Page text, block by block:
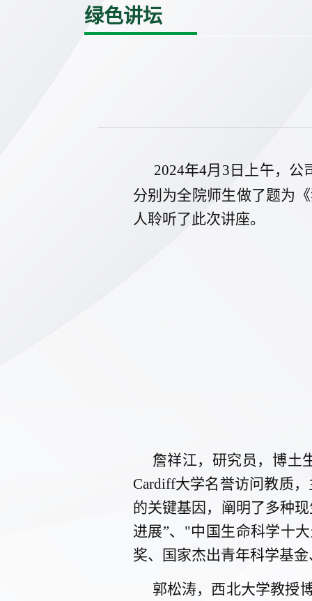
绿色讲坛
2024年4月3日上午，
分别为全院师生做了题为
人聆听了此次讲座。
詹祥江，研究员，博土
Cardiff大学名誉访问教质
的关键基因，阐明了多种
进展”、"中国生命科学十
奖、国家杰出青年科学基
郭松涛，西北大学教授